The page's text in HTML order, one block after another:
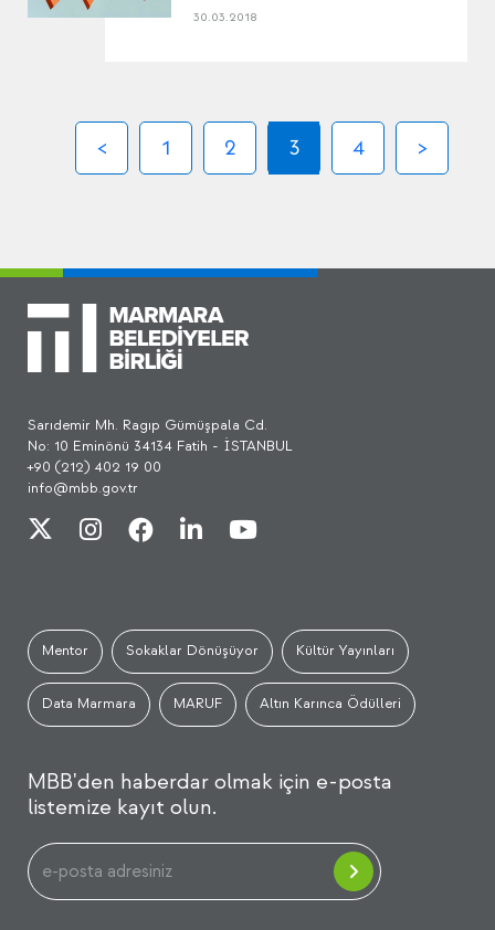
30.03.2018
1 2 3 4
Sarıdemir Mh. Ragıp Gümüşpala Cd.
No: 10 Eminönü 34134 Fatih - İSTANBUL
+90 (212) 402 19 00
info@mbb.gov.tr
Mentor Sokaklar Dönüşüyor Kültür Yayınları
Data Marmara MARUF Altın Karınca Ödülleri
MBB'den haberdar olmak için e-posta
listemize kayıt olun.